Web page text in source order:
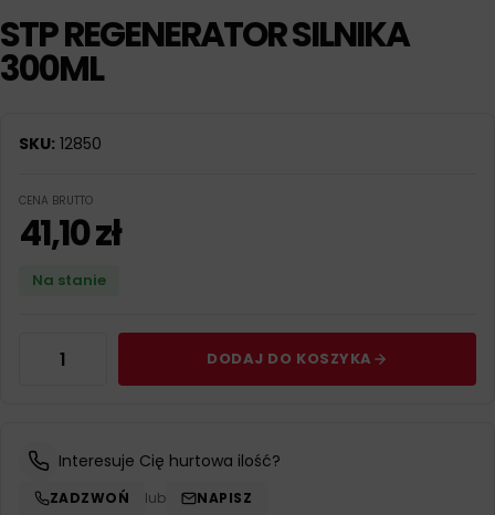
STP REGENERATOR SILNIKA
300ML
SKU: 12850
CENA BRUTTO
41,10zł
Na stanie
DODAJ DO KOSZYKA
Interesuje Cię hurtowa ilość?
ZADZWOŃ lub NAPISZ